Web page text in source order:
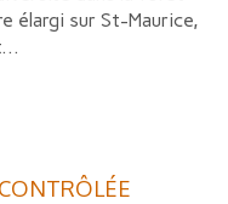
élargi sur St-Maurice,